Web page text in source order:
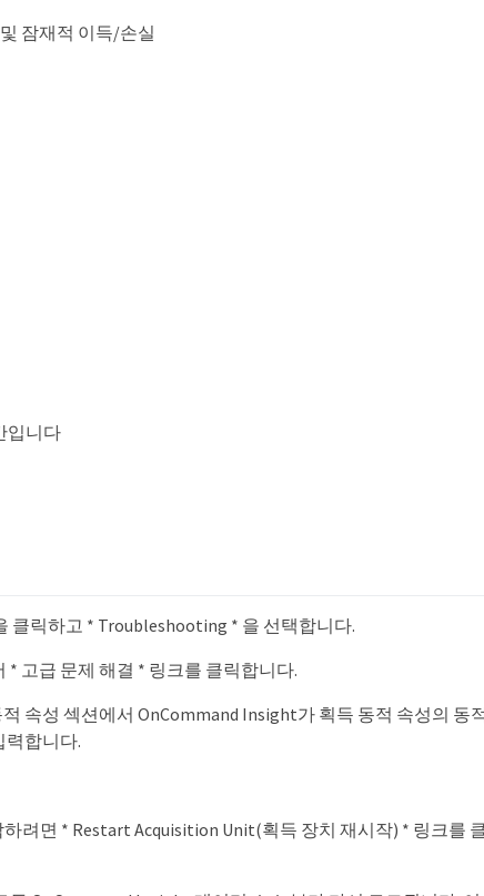
잠재적 이득/손실
입니다
클릭하고 * Troubleshooting * 을 선택합니다.
고급 문제 해결 * 링크를 클릭합니다.
속성 섹션에서 OnCommand Insight가 획득 동적 속성의 동
력합니다.
려면 * Restart Acquisition Unit(획득 장치 재시작) * 링크를